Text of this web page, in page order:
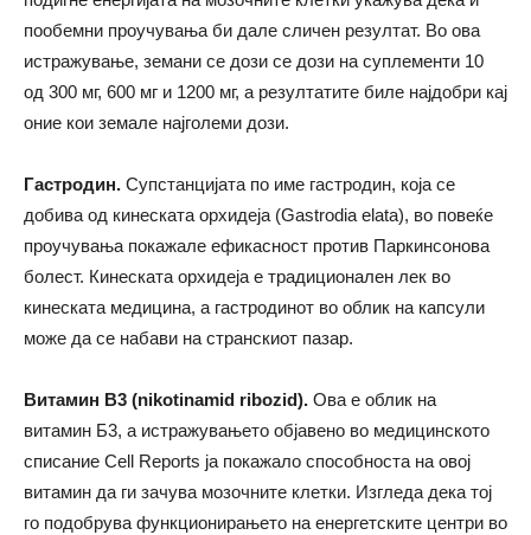
пообемни проучувања би дале сличен резултат. Во ова
истражување, земани се дози се дози на суплементи 10
од 300 мг, 600 мг и 1200 мг, a резултатите биле најдобри кај
оние кои земале најголеми дози.
Гастродин. Супстанцијата по име гастродин, која се
добива од кинеската орхидеја (Gastrodia elata), во повеќе
проучувања покажале ефикасност против Паркинсонова
болест. Кинеската орхидеја е традиционален лек во
кинеската медицина, а гастродинот во облик на капсули
може да се набави на странскиот пазар.
Витамин B3 (nikotinamid ribozid). Ова е облик на
витамин Б3, а истражувањето објавено во медицинското
списание Cell Reports ја покажало способноста на овој
витамин да ги зачува мозочните клетки. Изгледа дека тој
го подобрува функционирањето на енергетските центри во